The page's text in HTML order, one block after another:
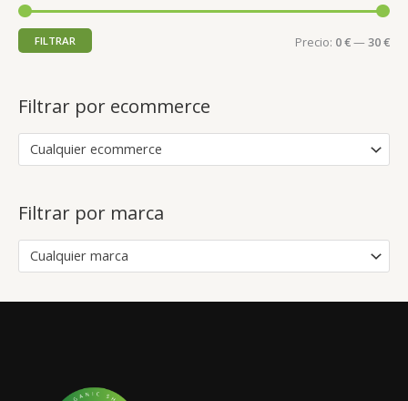
FILTRAR Precio: 0 €—30 €
Filtrar por ecommerce
Cualquier ecommerce
Filtrar por marca
Cualquier marca